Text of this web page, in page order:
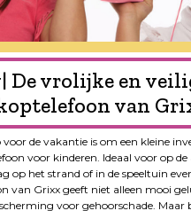
De vrolijke en
van
voor de vakantie is om een kleine
voor kinderen. Ideaal voor op
op het strand of in de speeltuin
van Grixx geeft niet alleen mooi
voor gehoorschade. Maar